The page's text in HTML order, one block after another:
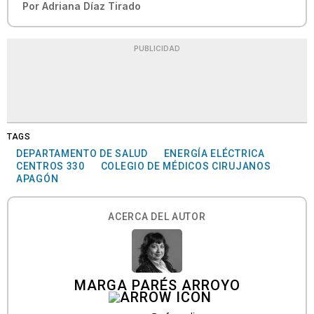
Por Adriana Díaz Tirado
PUBLICIDAD
TAGS
DEPARTAMENTO DE SALUD
ENERGÍA ELÉCTRICA
CENTROS 330
COLEGIO DE MÉDICOS CIRUJANOS
APAGÓN
ACERCA DEL AUTOR
MARGA PARÉS ARROYO